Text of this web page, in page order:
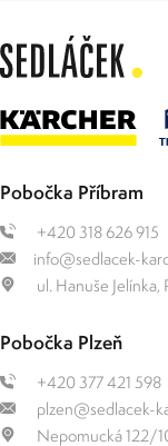
Pobočka Příbram
+420 318 626 915
info@sedlacek-
ul. Hanuše Jelínka,
Pobočka Plzeň
+420 377 421 598
plzen@sedlacek-
Nepomucká 122/